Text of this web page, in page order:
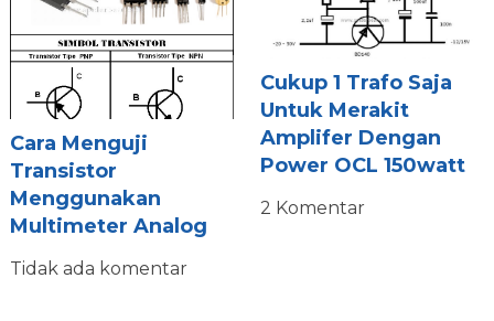
Cara Menguji
Transistor
Menggunakan
Multimeter Analog
Tidak ada komentar
Cukup 1 Trafo Saja
Untuk Merakit
Amplifer Dengan
Power OCL 150watt
2 Komentar